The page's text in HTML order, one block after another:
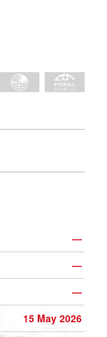
—
—
—
15 May 2026